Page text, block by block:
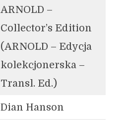
ARNOLD –
Collector’s Edition
(ARNOLD – Edycja
kolekcjonerska –
Transl. Ed.)
Dian Hanson